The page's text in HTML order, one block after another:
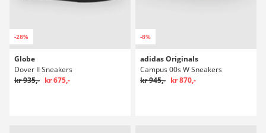
-28%
Globe
Dover II Sneakers
kr 935,- kr 675,-
-8%
adidas Originals
Campus 00s W Sneakers
kr 945,- kr 870,-